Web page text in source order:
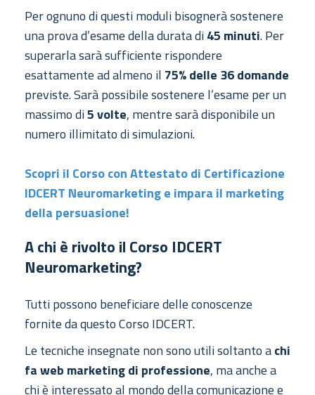
Per ognuno di questi moduli bisognerà sostenere
una prova d’esame della durata di45 minuti. Per
superarla sarà sufficiente rispondere
esattamente ad almeno il 75% delle 36 domande
previste. Sarà possibile sostenere l’esame per un
massimo di5 volte, mentre sarà disponibile un
numero illimitato di simulazioni.
Scopri il Corso con Attestato di Certificazione
IDCERT Neuromarketing e impara il marketing
della persuasione!
A chi è rivolto il Corso IDCERT
Neuromarketing?
Tutti possono beneficiare delle conoscenze
fornite da questo Corso IDCERT.
Le tecniche insegnate non sono utili soltanto achi
fa web marketing di professione, ma anche a
chi è interessato al mondo della comunicazione e